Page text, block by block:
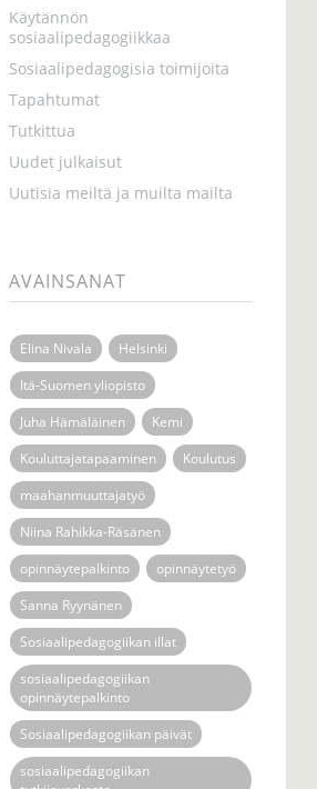
Käytännön
sosiaalipedagogiikkaa
Sosiaalipedagogisia toimijoita
Tapahtumat
Tutkittua
Uudet julkaisut
Uutisia meiltä ja muilta mailta
AVAINSANAT
Elina Nivala
Helsinki
Itä-Suomen yliopisto
Juha Hämäläinen
Kemi
Kouluttajatapaaminen
Koulutus
maahanmuuttajatyö
Niina Rahikka-Räsänen
opinnäytepalkinto
opinnäytetyö
Sanna Ryynänen
Sosiaalipedagogiikan illat
sosiaalipedagogiikan
opinnäytepalkinto
Sosiaalipedagogiikan päivät
sosiaalipedagogiikan